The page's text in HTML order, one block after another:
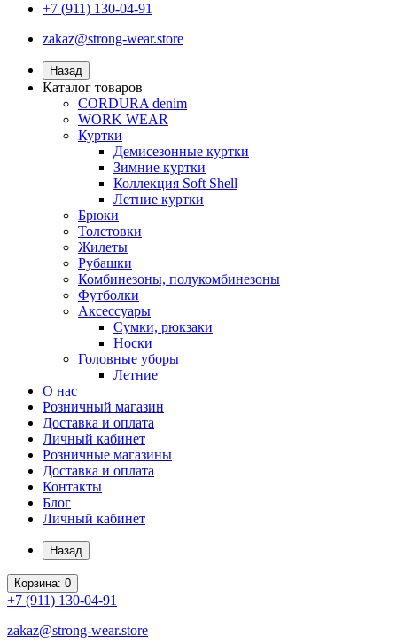
+7 (911) 130-04-91
zakaz@strong-wear.store
Назад
Каталог товаров
CORDURA denim
WORK WEAR
Куртки
Демисезонные куртки
Зимние куртки
Коллекция Soft Shell
Летние куртки
Брюки
Толстовки
Жилеты
Рубашки
Комбинезоны, полукомбинезоны
Футболки
Аксессуары
Сумки, рюкзаки
Носки
Головные уборы
Летние
О нас
Розничный магазин
Доставка и оплата
Личный кабинет
Розничные магазины
Доставка и оплата
Контакты
Блог
Личный кабинет
Назад
Корзина: 0
+7 (911) 130-04-91
zakaz@strong-wear.store